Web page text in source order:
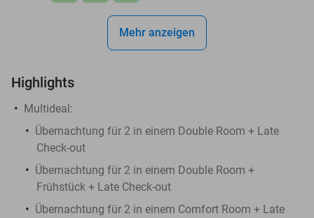
Mehr anzeigen
Highlights
Multideal:
Übernachtung für 2 in einem Double Room + Late
Check-out
Übernachtung für 2 in einem Double Room +
Frühstück + Late Check-out
Übernachtung für 2 in einem Comfort Room + Late